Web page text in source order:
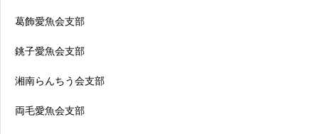
葛飾愛魚会支部
銚子愛魚会支部
湘南らんちう会支部
両毛愛魚会支部